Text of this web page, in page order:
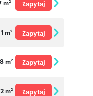
m2
Zapytaj
m2
Zapytaj
m2
Zapytaj
m2
Zapytaj